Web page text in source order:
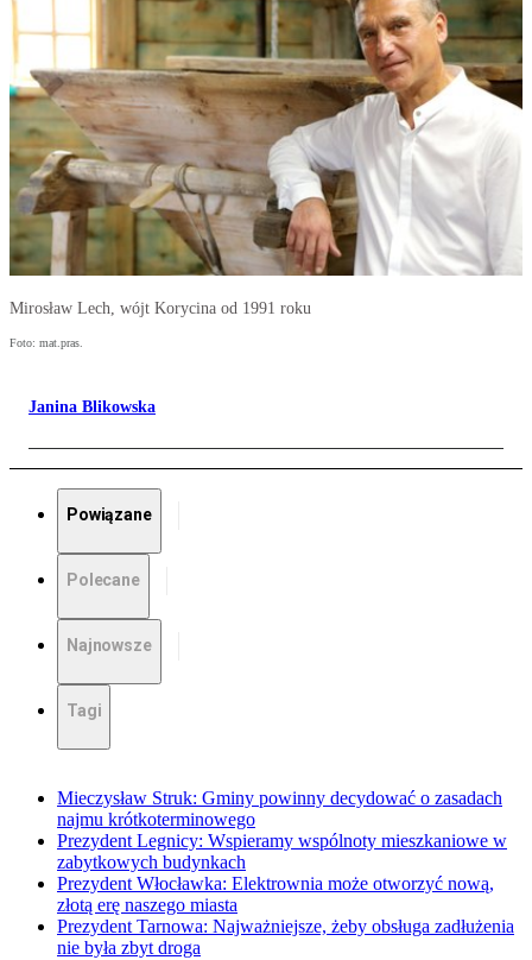
Mirosław Lech, wójt Korycina od 1991 roku
Foto: mat.pras.
Janina Blikowska
Powiązane
Polecane
Najnowsze
Tagi
Mieczysław Struk: Gminy powinny decydować o zasadach
najmu krótkoterminowego
Prezydent Legnicy: Wspieramy wspólnoty mieszkaniowe w
zabytkowych budynkach
Prezydent Włocławka: Elektrownia może otworzyć nową,
złotą erę naszego miasta
Prezydent Tarnowa: Najważniejsze, żeby obsługa zadłużenia
nie była zbyt droga